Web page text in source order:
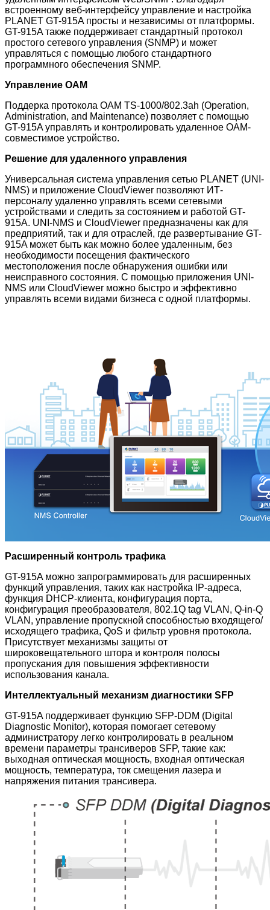
встроенному веб-интерфейсу управление и настройка
PLANET GT-915A просты и независимы от платформы.
GT-915A также поддерживает стандартный протокол
простого сетевого управления (SNMP) и может
управляться с помощью любого стандартного
программного обеспечения SNMP.
Управление OAM
Поддерка протокола OAM TS-1000/802.3ah (Operation,
Administration, and Maintenance) позволяет с помощью
GT-915A управлять и контролировать удаленное OAM-
совместимое устройство.
Решение для удаленного управления
Универсальная система управления сетью PLANET (UNI-
NMS) и приложение CloudViewer позволяют ИТ-
персоналу удаленно управлять всеми сетевыми
устройствами и следить за состоянием и работой GT-
915A. UNI-NMS и CloudViewer предназначены как для
предприятий, так и для отраслей, где развертывание GT-
915A может быть как можно более удаленным, без
необходимости посещения фактического
местоположения после обнаружения ошибки или
неисправного состояния. С помощью приложения UNI-
NMS или CloudViewer можно быстро и эффективно
управлять всеми видами бизнеса с одной платформы.
Расширенный контроль трафика
GT-915A можно запрограммировать для расширенных
функций управления, таких как настройка IP-адреса,
функция DHCP-клиента, конфигурация порта,
конфигурация преобразователя, 802.1Q tag VLAN, Q-in-Q
VLAN, управление пропускной способностью входящего/
исходящего трафика, QoS и фильтр уровня протокола.
Присутствует механизмы защиты от
широковещательного штора и контроля полосы
пропускания для повышения эффективности
использования канала.
Интеллектуальный механизм диагностики SFP
GT-915A поддерживает функцию SFP-DDM (Digital
Diagnostic Monitor), которая помогает сетевому
администратору легко контролировать в реальном
времени параметры трансиверов SFP, такие как:
выходная оптическая мощность, входная оптическая
мощность, температура, ток смещения лазера и
напряжения питания трансивера.